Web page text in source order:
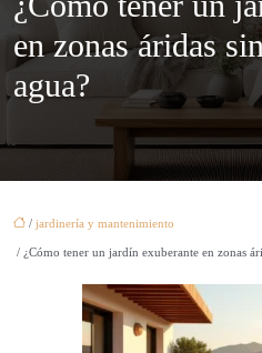
en zonas áridas
agua?
/ jardinería y mantenimiento
/ ¿Cómo tener un jardín exuberante en zonas